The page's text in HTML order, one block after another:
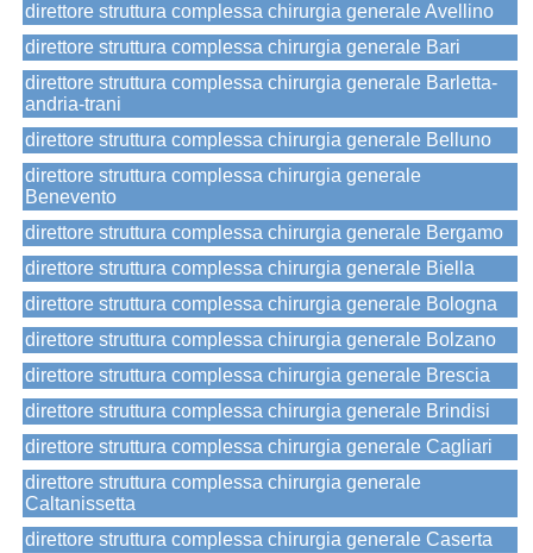
direttore struttura complessa chirurgia generale Avellino
direttore struttura complessa chirurgia generale Bari
direttore struttura complessa chirurgia generale Barletta-
andria-trani
direttore struttura complessa chirurgia generale Belluno
direttore struttura complessa chirurgia generale
Benevento
direttore struttura complessa chirurgia generale Bergamo
direttore struttura complessa chirurgia generale Biella
direttore struttura complessa chirurgia generale Bologna
direttore struttura complessa chirurgia generale Bolzano
direttore struttura complessa chirurgia generale Brescia
direttore struttura complessa chirurgia generale Brindisi
direttore struttura complessa chirurgia generale Cagliari
direttore struttura complessa chirurgia generale
Caltanissetta
direttore struttura complessa chirurgia generale Caserta